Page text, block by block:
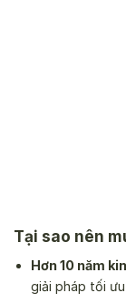
Tại sao nên
Hơn 10 năm
giải pháp tối